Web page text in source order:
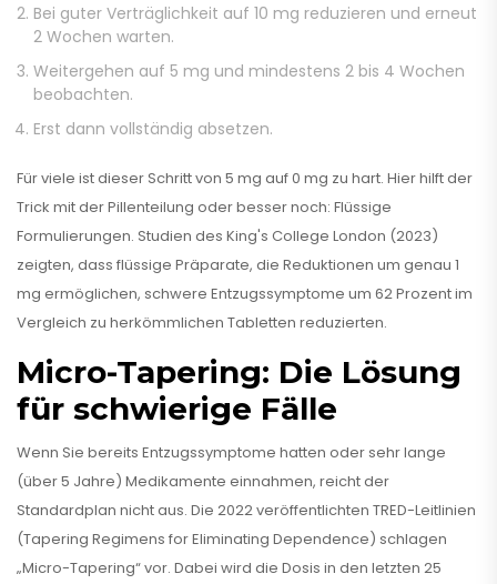
Bei guter Verträglichkeit auf 10 mg reduzieren und erneut
2 Wochen warten.
Weitergehen auf 5 mg und mindestens 2 bis 4 Wochen
beobachten.
Erst dann vollständig absetzen.
Für viele ist dieser Schritt von 5 mg auf 0 mg zu hart. Hier hilft der
Trick mit der Pillenteilung oder besser noch: Flüssige
Formulierungen. Studien des King's College London (2023)
zeigten, dass flüssige Präparate, die Reduktionen um genau 1
mg ermöglichen, schwere Entzugssymptome um 62 Prozent im
Vergleich zu herkömmlichen Tabletten reduzierten.
Micro-Tapering: Die Lösung
für schwierige Fälle
Wenn Sie bereits Entzugssymptome hatten oder sehr lange
(über 5 Jahre) Medikamente einnahmen, reicht der
Standardplan nicht aus. Die 2022 veröffentlichten TRED-Leitlinien
(Tapering Regimens for Eliminating Dependence) schlagen
„Micro-Tapering“ vor. Dabei wird die Dosis in den letzten 25